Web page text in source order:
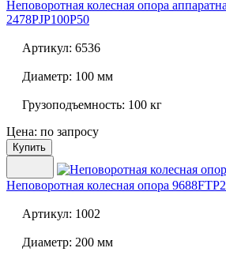
Неповоротная колесная опора
2478PJP100P50
Артикул: 6536
Диаметр: 100 мм
Грузоподъемность: 100 кг
Цена: по запросу
Купить
Неповоротная колесная опора
Артикул: 1002
Диаметр: 200 мм